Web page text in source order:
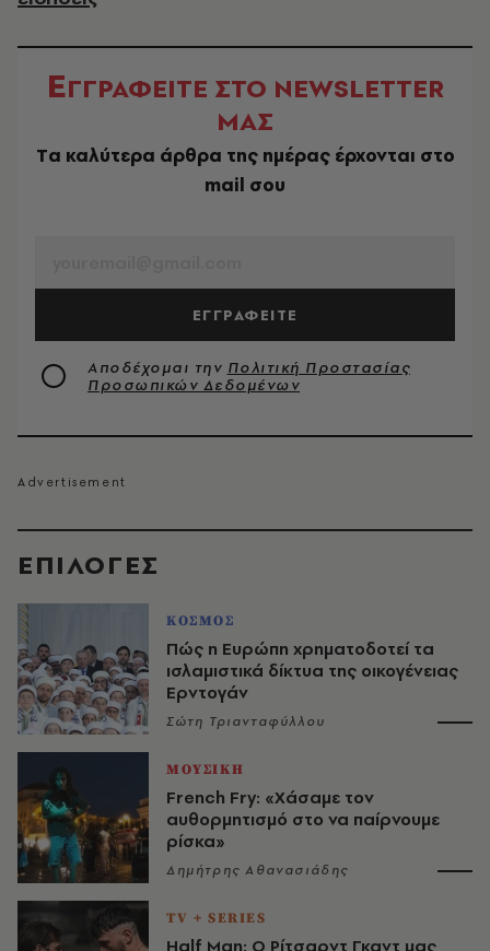
EΠΙΛΟΓΈΣ
ΚΟΣΜΟΣ
Πώς η Ευρώπη χρηματοδοτεί τα
ισλαμιστικά δίκτυα της οικογένειας
Ερντογάν
Σώτη Τριανταφύλλου
ΜΟΥΣΙΚΗ
French Fry: «Χάσαμε τον
αυθορμητισμό στο να παίρνουμε
ρίσκα»
Δημήτρης Αθανασιάδης
TV + SERIES
ΕΓΓΡΑΦΕΙΤΕ ΣΤΟ NEWSLETTER
ΜΑΣ
Tα καλύτερα άρθρα της ημέρας έρχονται στο
mail σου
ΕΓΓΡΑΦΕΙΤΕ
Αποδέχομαι την Πολιτική Προστασίας
Προσωπικών Δεδομένων